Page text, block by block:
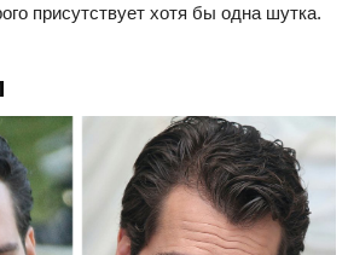
присутствует хотя бы одна шутка.